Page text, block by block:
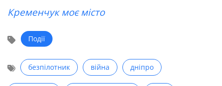
Кременчук моє місто
Події
безпілотник війна дніпро